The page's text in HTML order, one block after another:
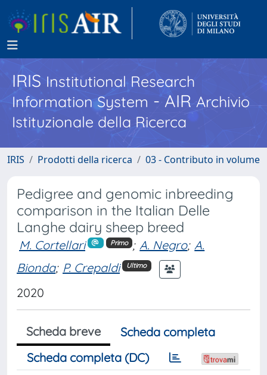
IRISInstitutional Research
Information System - AIR Archivio
Istituzionale della Ricerca
IRIS Prodotti della ricerca 03 - Contributo in volume
Pedigree and genomic inbreeding
comparison in the Italian Delle
Langhe dairy sheep breed
M. Cortellari Primo ; A. Negro; A.
Bionda; P. Crepaldi Ultimo
2020
Scheda breve
Scheda completa
Scheda completa (DC)